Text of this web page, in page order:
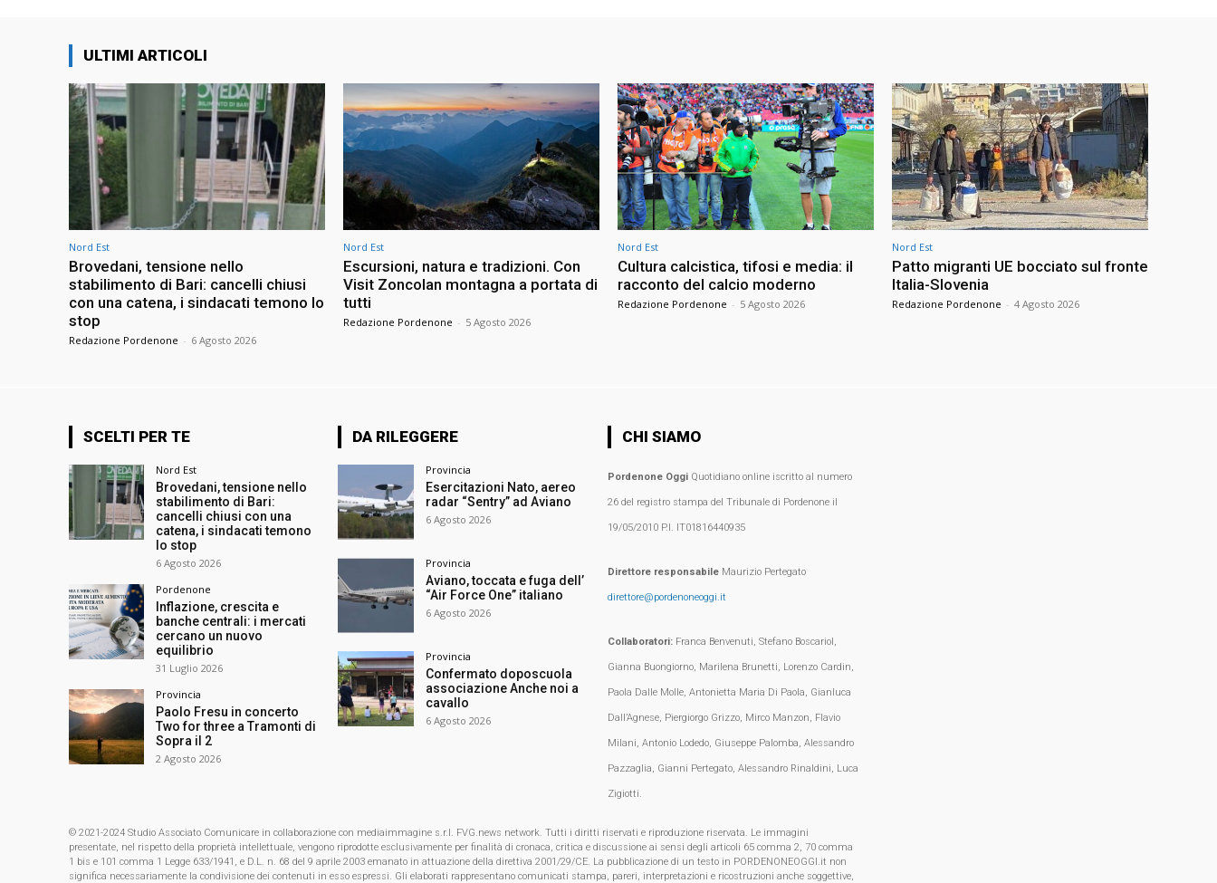
ULTIMI ARTICOLI
Nord Est
Brovedani, tensione nello
stabilimento di Bari: cancelli chiusi
con una catena, i sindacati temono lo
stop
Redazione Pordenone - 6 Agosto 2026
Nord Est
Escursioni, natura e tradizioni. Con
Visit Zoncolan montagna a portata di
tutti
Redazione Pordenone - 5 Agosto 2026
Nord Est
Cultura calcistica, tifosi e media: il
racconto del calcio moderno
Redazione Pordenone - 5 Agosto 2026
Nord Est
Patto migranti UE bocciato sul fronte
Italia-Slovenia
Redazione Pordenone - 4 Agosto 2026
SCELTI PER TE
Nord Est
Brovedani, tensione nello
stabilimento di Bari:
cancelli chiusi con una
catena, i sindacati temono
lo stop
6 Agosto 2026
Pordenone
Inflazione, crescita e
banche centrali: i mercati
cercano un nuovo
equilibrio
31 Luglio 2026
Provincia
Paolo Fresu in concerto
Two for three a Tramonti di
Sopra il 2
2 Agosto 2026
DA RILEGGERE
Provincia
Esercitazioni Nato, aereo
radar “Sentry” ad Aviano
6 Agosto 2026
Provincia
Aviano, toccata e fuga dell’
“Air Force One” italiano
6 Agosto 2026
Provincia
Confermato doposcuola
associazione Anche noi a
cavallo
6 Agosto 2026
CHI SIAMO
Pordenone OggiQuotidiano online iscritto al numero
26 del registro stampa del Tribunale di Pordenone il
19/05/2010 P.I. IT01816440935
Direttore responsabileMaurizio Pertegato
direttore@pordenoneoggi.it
Collaboratori:Franca Benvenuti, Stefano Boscariol,
Gianna Buongiorno, Marilena Brunetti, Lorenzo Cardin,
Paola Dalle Molle, Antonietta Maria Di Paola, Gianluca
Dall’Agnese, Piergiorgo Grizzo, Mirco Manzon, Flavio
Milani, Antonio Lodedo, Giuseppe Palomba, Alessandro
Pazzaglia, Gianni Pertegato, Alessandro Rinaldini, Luca
Zigiotti.
© 2021-2024 Studio Associato Comunicare in collaborazione con mediaimmagine s.r.l. FVG.news network. Tutti i diritti riservati e riproduzione riservata. Le immagini
presentate, nel rispetto della proprietà intellettuale, vengono riprodotte esclusivamente per finalità di cronaca, critica e discussione ai sensi degli articoli 65 comma 2, 70 comma
1 bis e 101 comma 1 Legge 633/1941, e D.L. n. 68 del 9 aprile 2003 emanato in attuazione della direttiva 2001/29/CE. La pubblicazione di un testo in PORDENONEOGGI.it non
significa necessariamente la condivisione dei contenuti in esso espressi. Gli elaborati rappresentano comunicati stampa, pareri, interpretazioni e ricostruzioni anche soggettive,